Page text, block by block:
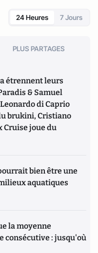
24 Heures 7 Jours
PLUS PARTAGES
étrennent leurs
& Samuel
di Caprio
brukini, Cristiano
Cruise joue du
bien être une
aquatiques
la moyenne
consécutive : jusqu'où